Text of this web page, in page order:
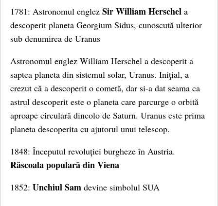
1781: Astronomul englez Sir William Herschel a
descoperit planeta Georgium Sidus, cunoscută ulterior
sub denumirea de Uranus
Astronomul englez William Herschel a descoperit a
saptea planeta din sistemul solar, Uranus. Iniţial, a
crezut că a descoperit o cometă, dar si-a dat seama ca
astrul descoperit este o planeta care parcurge o orbită
aproape circulară dincolo de Saturn. Uranus este prima
planeta descoperita cu ajutorul unui telescop.
1848: Începutul revoluției burgheze în Austria.
Răscoala populară din Viena
1852: Unchiul Sam devine simbolul SUA